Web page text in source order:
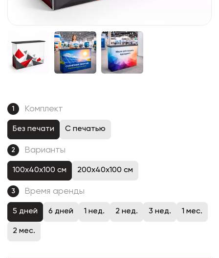
1 Комплект
Без печати С печатью
2 Варианты
100x40x100 см 200x40x100 см
3 Время аренды
5 дней 6 дней 1 нед. 2 нед. 3 нед. 1 мес.
2 мес.